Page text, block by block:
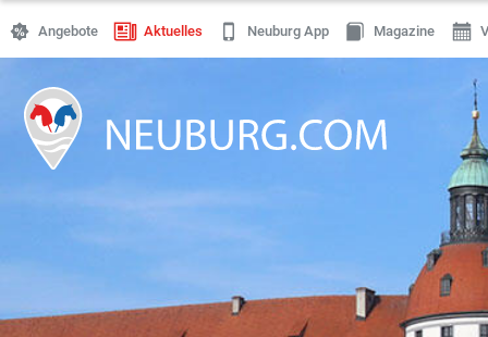
Angebote Aktuelles Neuburg App Magazine
Einkaufen
Handwerk
Gesundheit